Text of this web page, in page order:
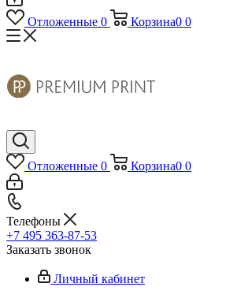
Отложенные 0 Корзина0 0
Отложенные 0 Корзина0 0
Телефоны
+7 495 363-87-53
Заказать звонок
Личный кабинет